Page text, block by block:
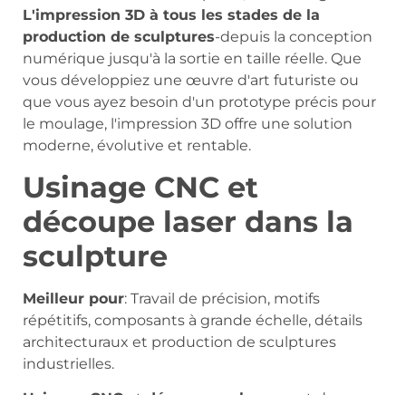
L'impression 3D à tous les stades de la
production de sculptures-depuis la conception
numérique jusqu'à la sortie en taille réelle. Que
vous développiez une œuvre d'art futuriste ou
que vous ayez besoin d'un prototype précis pour
le moulage, l'impression 3D offre une solution
moderne, évolutive et rentable.
Usinage CNC et
découpe laser dans la
sculpture
Meilleur pour: Travail de précision, motifs
répétitifs, composants à grande échelle, détails
architecturaux et production de sculptures
industrielles.